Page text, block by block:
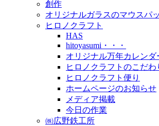
創作
オリジナルガラスのマウスパ
ヒロノクラフト
HAS
hitoyasumi・・・
オリジナル万年カレンダ
ヒロノクラフトのこだわ
ヒロノクラフト便り
ホームページのお知らせ
メディア掲載
今日の作業
㈱広野鉄工所